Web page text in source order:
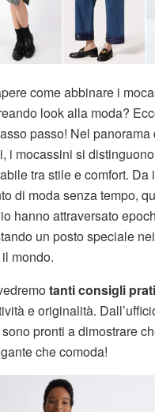
come abbinare i
look alla moda?
passo! Nel panorama
i mocassini si
tra stile e comfort. Da
di moda senza tempo,
hanno attraversato
un posto speciale
mondo.
tanti consigli
e originalità.
pronti a dimostrare
che comoda!